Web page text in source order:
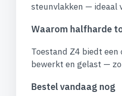
steunvlakken — ideaal
Waarom halfharde
Toestand Z4 biedt
bewerkt en gelast —
Bestel vandaag nog